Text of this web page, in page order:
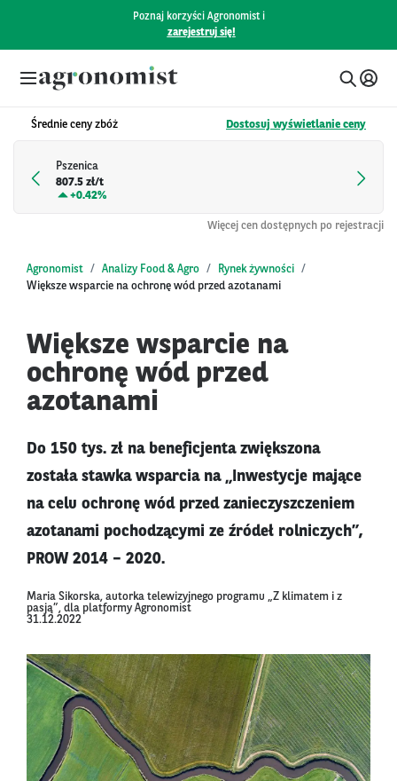
Poznaj korzyści Agronomist i
zarejestruj się!
Średnie ceny zbóż Dostosuj wyświetlanie ceny
Pszenica
807.5 zł/t
+0.42%
Więcej cen dostępnych po rejestracji
Agronomist Analizy Food & Agro
Rynek żywności
Większe wsparcie na ochronę wód przed azotanami
Większe wsparcie na
ochronę wód przed
azotanami
Do 150 tys. zł na beneficjenta zwiększona
została stawka wsparcia na „Inwestycje mające
na celu ochronę wód przed zanieczyszczeniem
azotanami pochodzącymi ze źródeł rolniczych”,
PROW 2014 – 2020.
Maria Sikorska, autorka telewizyjnego programu „Z klimatem i z
pasją”, dla platformy Agronomist
31.12.2022